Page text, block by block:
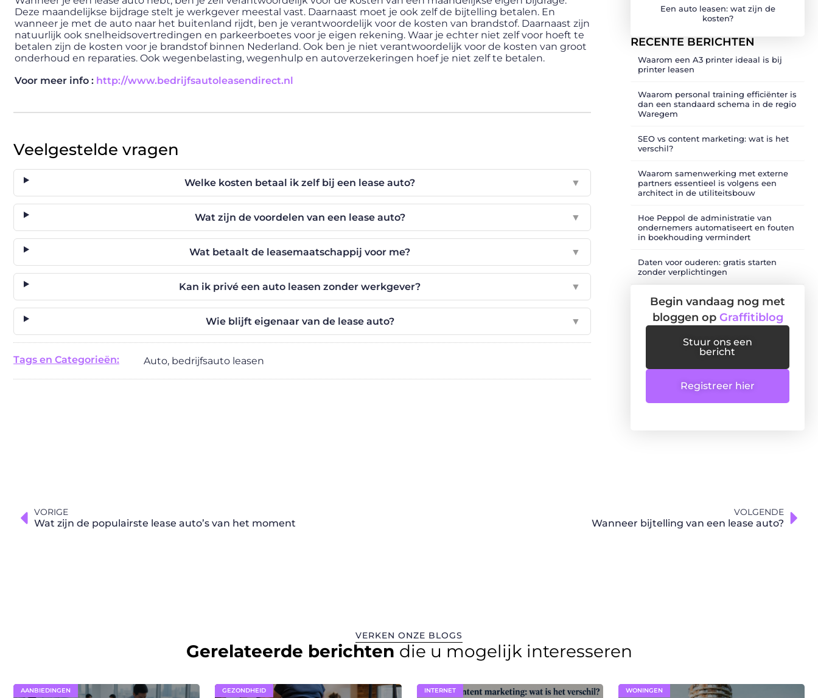
Deze maandelijkse bijdrage stelt je werkgever meestal vast. Daarnaast moet je ook zelf de bijtelling betalen. En
wanneer je met de auto naar het buitenland rijdt, ben je verantwoordelijk voor de kosten van brandstof. Daarnaast zijn
natuurlijk ook snelheidsovertredingen en parkeerboetes voor je eigen rekening. Waar je echter niet zelf voor hoeft te
betalen zijn de kosten voor je brandstof binnen Nederland. Ook ben je niet verantwoordelijk voor de kosten van groot
onderhoud en reparaties. Ook wegenbelasting, wegenhulp en autoverzekeringen hoef je niet zelf te betalen.
Voor meer info : http://www.bedrijfsautoleasendirect.nl
Veelgestelde vragen
Welke kosten betaal ik zelf bij een lease auto? ▼
Wat zijn de voordelen van een lease auto? ▼
Wat betaalt de leasemaatschappij voor me? ▼
Kan ik privé een auto leasen zonder werkgever? ▼
Wie blijft eigenaar van de lease auto? ▼
Tags en Categorieën: Auto, bedrijfsauto leasen
Een auto leasen: wat zijn de
kosten?
RECENTE BERICHTEN
Waarom een A3 printer ideaal is bij
printer leasen
Waarom personal training efficiënter is
dan een standaard schema in de regio
Waregem
SEO vs content marketing: wat is het
verschil?
Waarom samenwerking met externe
partners essentieel is volgens een
architect in de utiliteitsbouw
Hoe Peppol de administratie van
ondernemers automatiseert en fouten
in boekhouding vermindert
Daten voor ouderen: gratis starten
zonder verplichtingen
Begin vandaag nog met
bloggen op Graffitiblog
Stuur ons een
bericht
Registreer hier
VORIGE
Wat zijn de populairste lease auto’s van het moment
VOLGENDE
Wanneer bijtelling van een lease auto?
VERKEN ONZE BLOGS
Gerelateerde berichten die u mogelijk interesseren
AANBIEDINGEN GEZONDHEID INTERNET WONINGEN